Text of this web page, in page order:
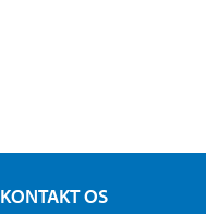
KONTAKT OS